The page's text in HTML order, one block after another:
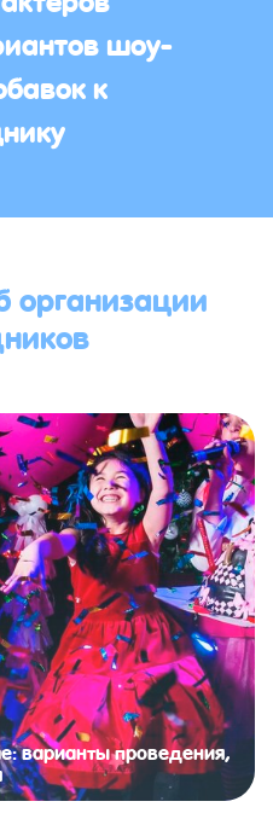
шоу-
к
организации
варианты проведения,